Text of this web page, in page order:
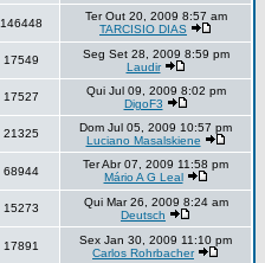
146448
Ter Out 20, 2009 8:57 am
TARCISIO DIAS
17549
Seg Set 28, 2009 8:59 pm
Laudir
17527
Qui Jul 09, 2009 8:02 pm
DigoF3
21325
Dom Jul 05, 2009 10:57 pm
Luciano Masalskiene
68944
Ter Abr 07, 2009 11:58 pm
Mário A G Leal
15273
Qui Mar 26, 2009 8:24 am
Deutsch
17891
Sex Jan 30, 2009 11:10 pm
Carlos Rohrbacher